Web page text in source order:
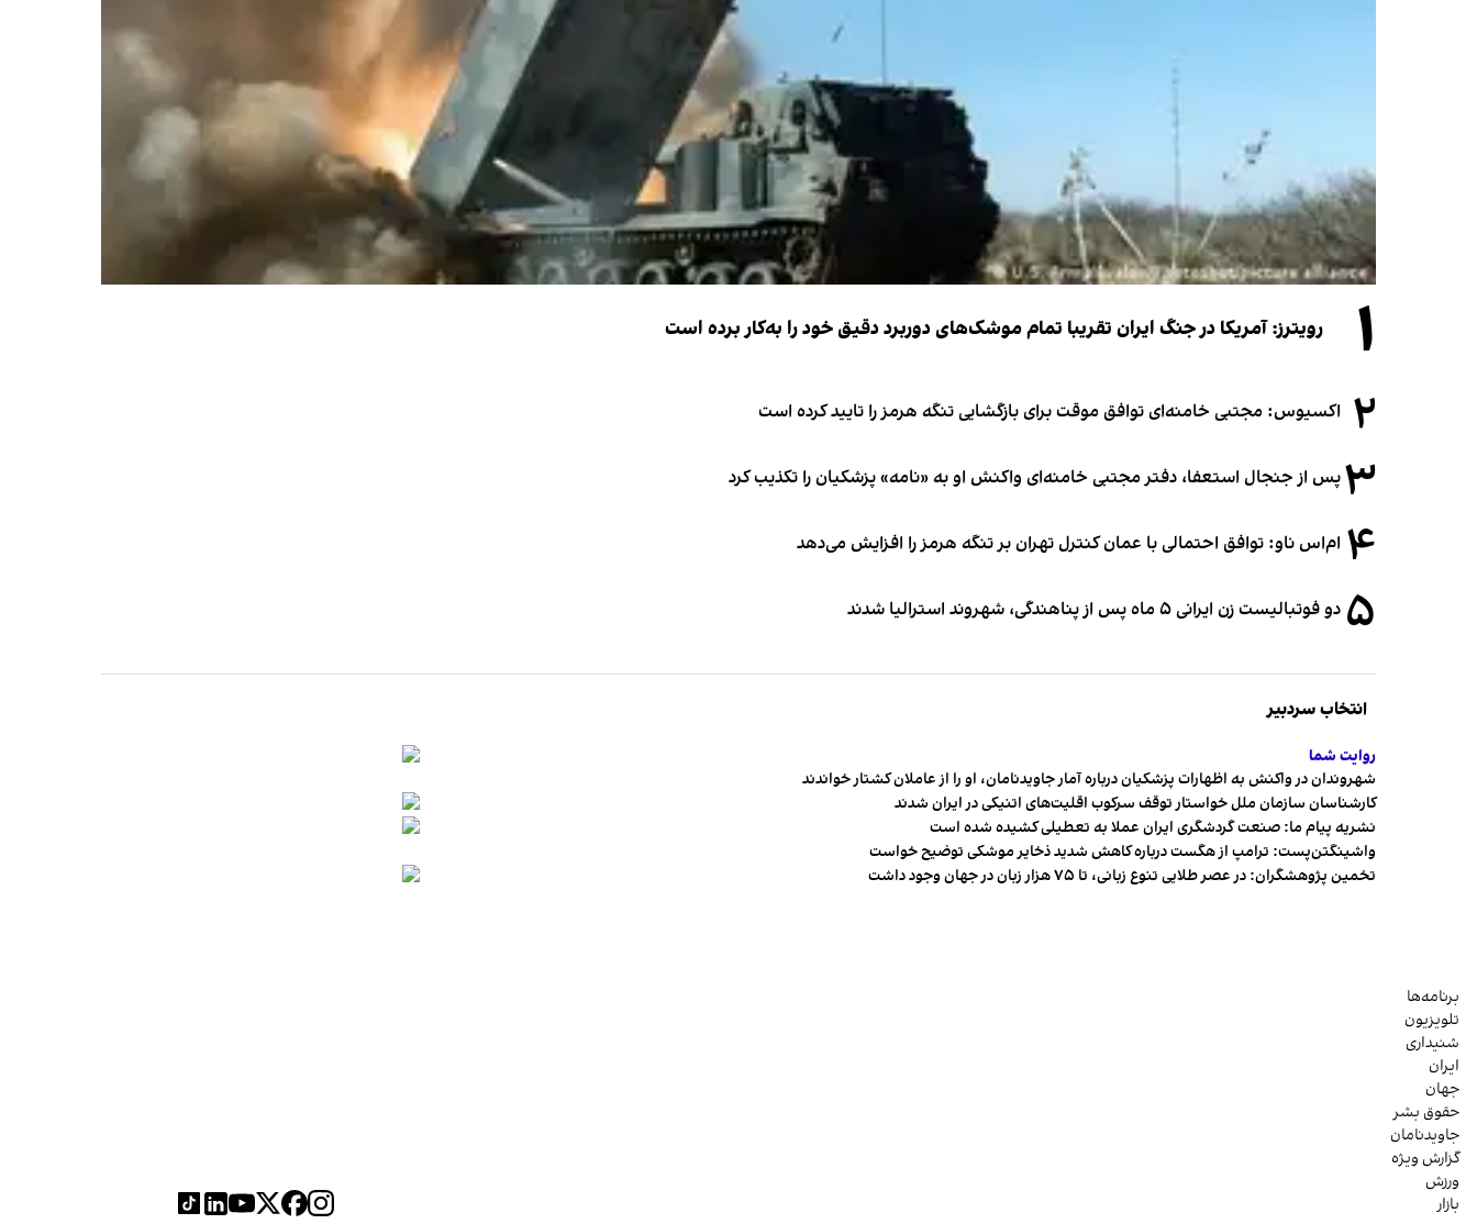
۱ رویترز: آمریکا در جنگ ایران تقریبا تمام موشک‌های دوربرد دقیق خود را به‌کار برده است
۲ اکسیوس: مجتبی خامنه‌ای توافق موقت برای بازگشایی تنگه هرمز را تایید کرده است
۳پس از جنجال استعفا، دفتر مجتبی خامنه‌ای واکنش او به «نامه» پزشکیان را تکذیب کرد
۴ ام‌اس ناو: توافق احتمالی با عمان کنترل تهران بر تنگه هرمز را افزایش می‌دهد
۵ دو فوتبالیست زن ایرانی ۵ ماه پس از پناهندگی، شهروند استرالیا شدند
انتخاب سردبیر
روایت شما
شهروندان در واکنش به اظهارات پزشکیان درباره آمار جاویدنامان، او را از عاملان کشتار خواندند
کارشناسان سازمان ملل خواستار توقف سرکوب اقلیت‌های اتنیکی در ایران شدند
نشریه پیام ما: صنعت گردشگری ایران عملا به تعطیلی کشیده شده است
واشینگتن‌پست: ترامپ از هگست درباره کاهش شدید ذخایر موشکی توضیح خواست
تخمین پژوهشگران: در عصر طلایی تنوع زبانی، تا ۷۵ هزار زبان در جهان وجود داشت
برنامه‌ها
تلویزیون
شنیداری
ایران
جهان
حقوق بشر
جاویدنامان
گزارش ویژه
ورزش
بازار